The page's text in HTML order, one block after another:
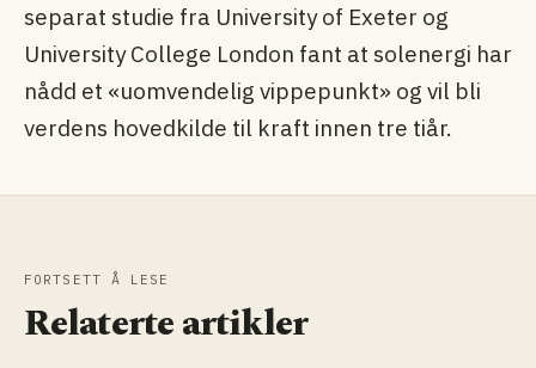
separat studie fra University of Exeter og
University College London fant at solenergi har
nådd et «uomvendelig vippepunkt» og vil bli
verdens hovedkilde til kraft innen tre tiår.
FORTSETT Å LESE
Relaterte artikler